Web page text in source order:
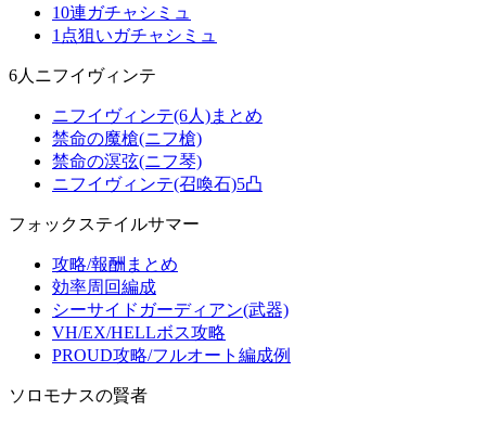
10連ガチャシミュ
1点狙いガチャシミュ
6人ニフイヴィンテ
ニフイヴィンテ(6人)まとめ
禁命の魔槍(ニフ槍)
禁命の溟弦(ニフ琴)
ニフイヴィンテ(召喚石)5凸
フォックステイルサマー
攻略/報酬まとめ
効率周回編成
シーサイドガーディアン(武器)
VH/EX/HELLボス攻略
PROUD攻略/フルオート編成例
ソロモナスの賢者